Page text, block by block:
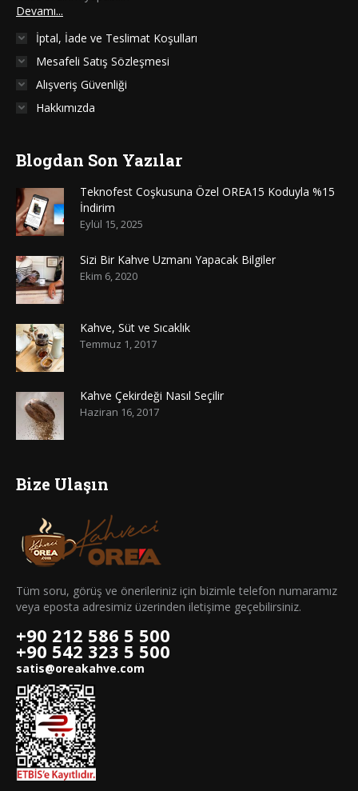
Devamı...
İptal, İade ve Teslimat Koşulları
Mesafeli Satış Sözleşmesi
Alışveriş Güvenliği
Hakkımızda
Blogdan Son Yazılar
Teknofest Coşkusuna Özel OREA15 Koduyla %15
İndirim
Eylül 15, 2025
Sizi Bir Kahve Uzmanı Yapacak Bilgiler
Ekim 6, 2020
Kahve, Süt ve Sıcaklık
Temmuz 1, 2017
Kahve Çekirdeği Nasıl Seçilir
Haziran 16, 2017
Bize Ulaşın
Tüm soru, görüş ve önerileriniz için bizimle telefon numaramız
veya eposta adresimiz üzerinden iletişime geçebilirsiniz.
+90 212 586 5 500
+90 542 323 5 500
satis@oreakahve.com